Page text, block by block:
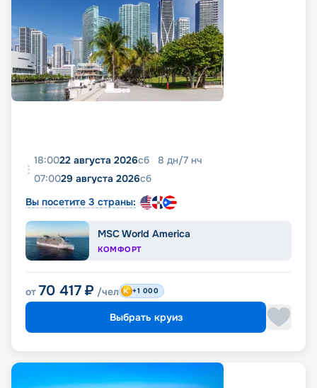
18:0022 августа 2026сб 8 дн/7 нч
07:0029 августа 2026сб
Вы посетите 3 страны:
MSC World America
КОМФОРТ
от 70 417 ₽ /чел +1 000
Выбрать круиз